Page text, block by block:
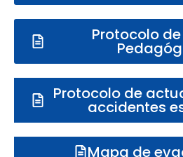
Protocolo
Protocolo de
accidentes
Mapa de